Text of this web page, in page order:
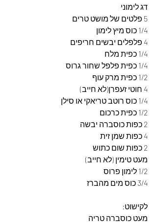
דג לימוני
5 פלטים של מושט טרים
1/4 כוס מיץ לימון
4 פלפלים יבשים חריפים
1/4 כפית מלח
1/4 כפית פלפל שחור גרוס
1/2 כפית מרק עוף
4 חוטי זעפרן(לא חייב)
1/4 כוס רוטב טריאקי או סילן
1/2 כפית כרכום
2 כפות כוסברה יבשה
4 כפות שמן זית
2 כפות שום כתוש
מעט טימין (לא חייב)
1/2 לימון פרוס
3/4 כוס מים מהברז
לקישוט:
מעט כוסברה טריה